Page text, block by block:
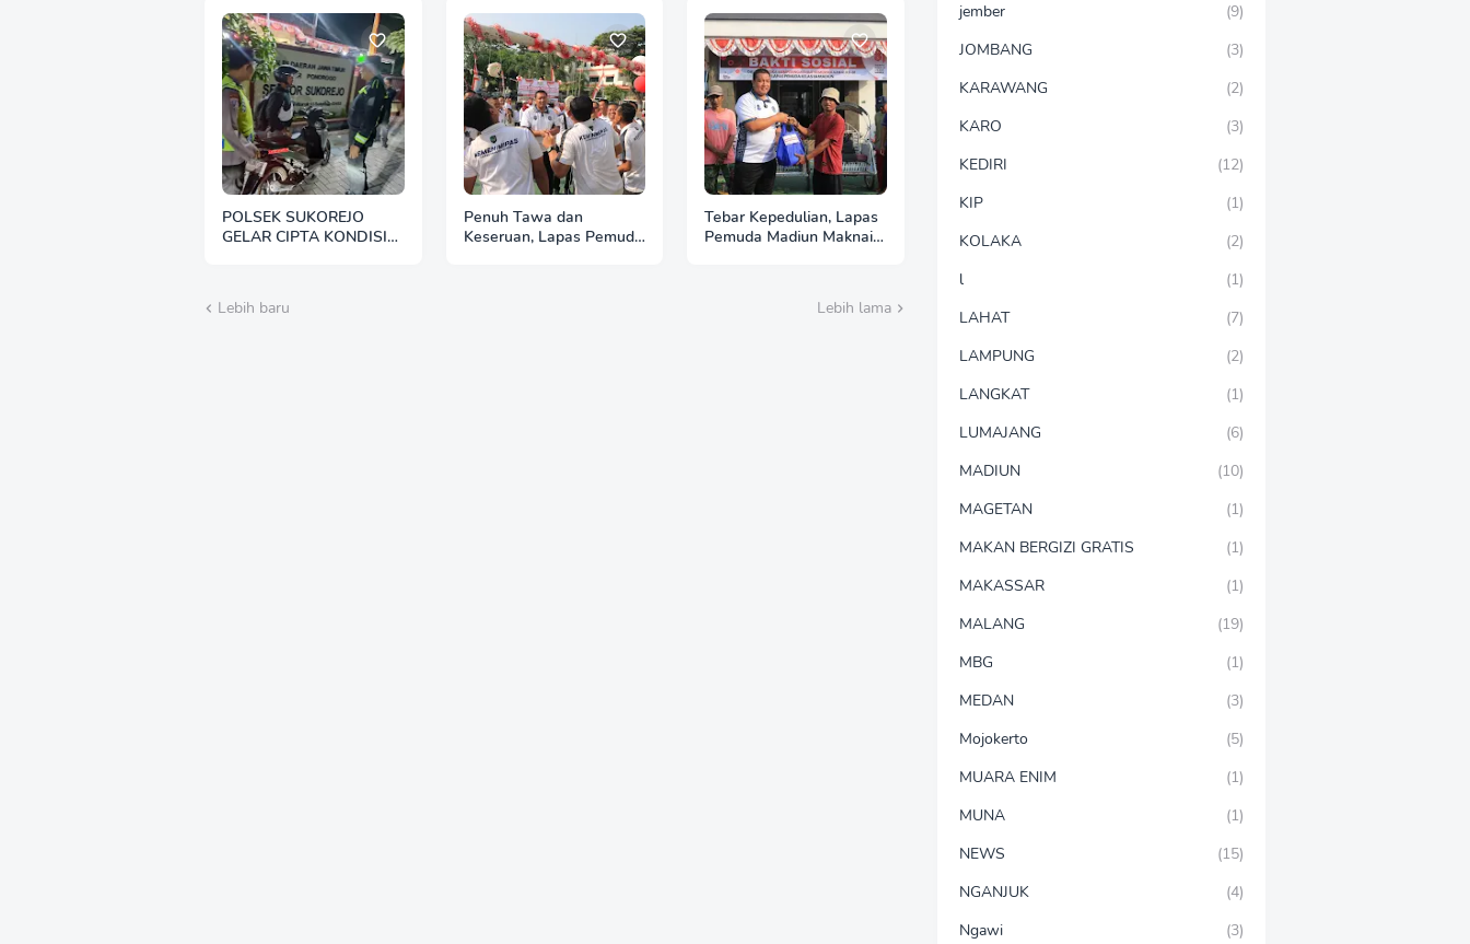
POLSEK SUKOREJO
GELAR CIPTA KONDISI
Penuh Tawa dan
Keseruan, Lapas Pemuda
Tebar Kepedulian, Lapas
Pemuda Madiun Maknai
Lebih baru Lebih lama
jember
(9)
JOMBANG
(3)
KARAWANG
(2)
KARO
(3)
KEDIRI
(12)
KIP
(1)
KOLAKA
(2)
l
(1)
LAHAT
(7)
LAMPUNG
(2)
LANGKAT
(1)
LUMAJANG
(6)
MADIUN
(10)
MAGETAN
(1)
MAKAN BERGIZI GRATIS
(1)
MAKASSAR
(1)
MALANG
(19)
MBG
(1)
MEDAN
(3)
Mojokerto
(5)
MUARA ENIM
(1)
MUNA
(1)
NEWS
(15)
NGANJUK
(4)
Ngawi
(3)